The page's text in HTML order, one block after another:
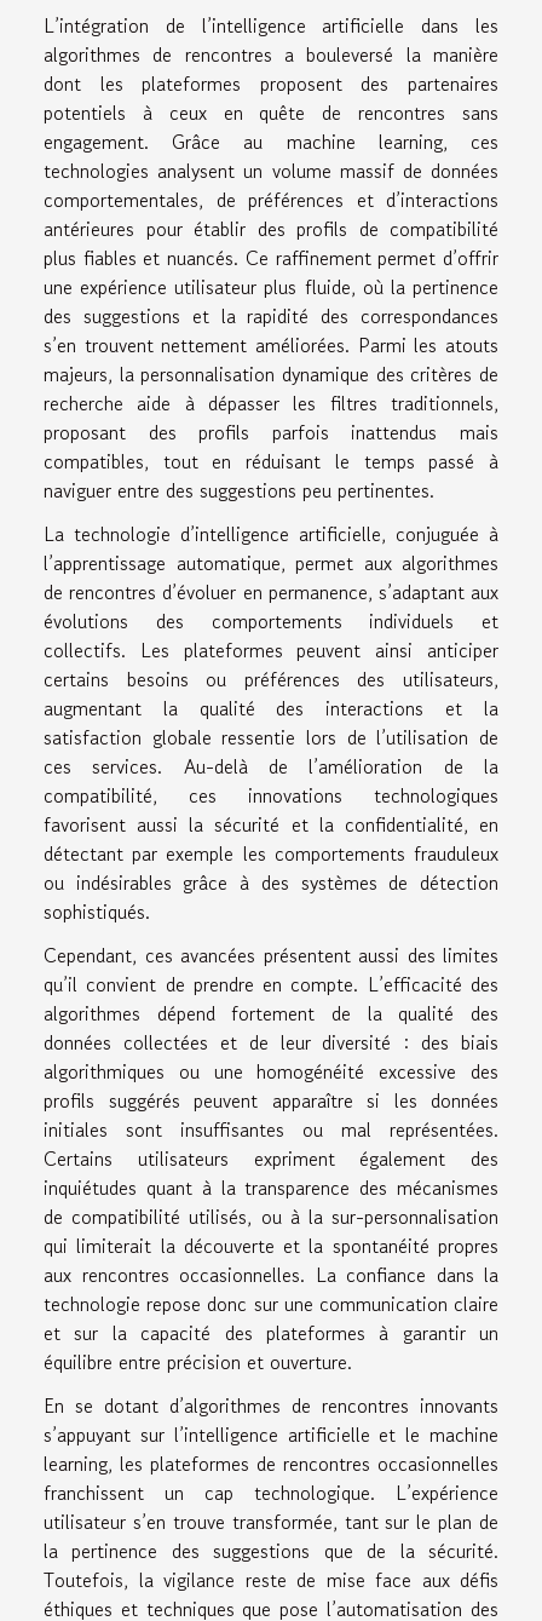
L’intégration de l’intelligence artificielle dans les
algorithmes de rencontres a bouleversé la manière
dont les plateformes proposent des partenaires
potentiels à ceux en quête de rencontres sans
engagement. Grâce au machine learning, ces
technologies analysent un volume massif de données
comportementales, de préférences et d’interactions
antérieures pour établir des profils de compatibilité
plus fiables et nuancés. Ce raffinement permet d’offrir
une expérience utilisateur plus fluide, où la pertinence
des suggestions et la rapidité des correspondances
s’en trouvent nettement améliorées. Parmi les atouts
majeurs, la personnalisation dynamique des critères de
recherche aide à dépasser les filtres traditionnels,
proposant des profils parfois inattendus mais
compatibles, tout en réduisant le temps passé à
naviguer entre des suggestions peu pertinentes.
La technologie d’intelligence artificielle, conjuguée à
l’apprentissage automatique, permet aux algorithmes
de rencontres d’évoluer en permanence, s’adaptant aux
évolutions des comportements individuels et
collectifs. Les plateformes peuvent ainsi anticiper
certains besoins ou préférences des utilisateurs,
augmentant la qualité des interactions et la
satisfaction globale ressentie lors de l’utilisation de
ces services. Au-delà de l’amélioration de la
compatibilité, ces innovations technologiques
favorisent aussi la sécurité et la confidentialité, en
détectant par exemple les comportements frauduleux
ou indésirables grâce à des systèmes de détection
sophistiqués.
Cependant, ces avancées présentent aussi des limites
qu’il convient de prendre en compte. L’efficacité des
algorithmes dépend fortement de la qualité des
données collectées et de leur diversité : des biais
algorithmiques ou une homogénéité excessive des
profils suggérés peuvent apparaître si les données
initiales sont insuffisantes ou mal représentées.
Certains utilisateurs expriment également des
inquiétudes quant à la transparence des mécanismes
de compatibilité utilisés, ou à la sur-personnalisation
qui limiterait la découverte et la spontanéité propres
aux rencontres occasionnelles. La confiance dans la
technologie repose donc sur une communication claire
et sur la capacité des plateformes à garantir un
équilibre entre précision et ouverture.
En se dotant d’algorithmes de rencontres innovants
s’appuyant sur l’intelligence artificielle et le machine
learning, les plateformes de rencontres occasionnelles
franchissent un cap technologique. L’expérience
utilisateur s’en trouve transformée, tant sur le plan de
la pertinence des suggestions que de la sécurité.
Toutefois, la vigilance reste de mise face aux défis
éthiques et techniques que pose l’automatisation des